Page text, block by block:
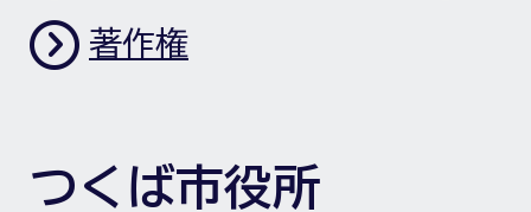
著作権
つくば市役所